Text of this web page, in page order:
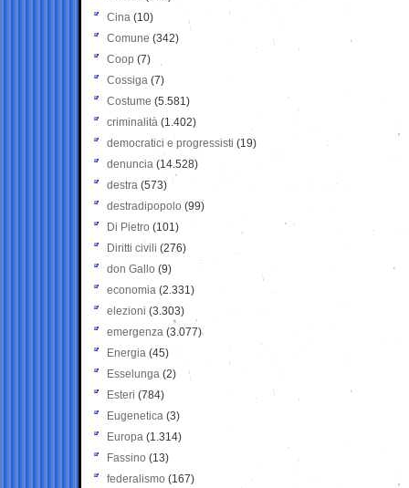
Cina (10)
Comune (342)
Coop (7)
Cossiga (7)
Costume (5.581)
criminalità (1.402)
democratici e progressisti (19)
denuncia (14.528)
destra (573)
destradipopolo (99)
Di Pietro (101)
Diritti civili (276)
don Gallo (9)
economia (2.331)
elezioni (3.303)
emergenza (3.077)
Energia (45)
Esselunga (2)
Esteri (784)
Eugenetica (3)
Europa (1.314)
Fassino (13)
federalismo (167)